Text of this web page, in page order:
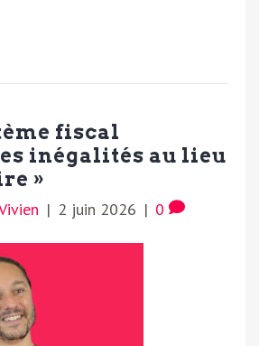
fiscal
inégalités au lieu
»
| 2 juin 2026 | 0